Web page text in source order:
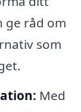
ge råd om
som
Med